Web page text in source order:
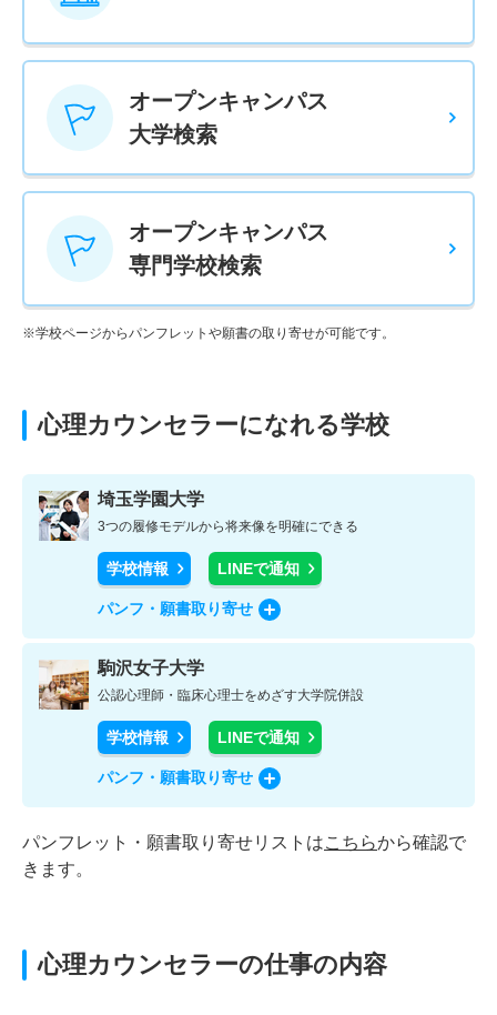
オープンキャンパス
大学検索
オープンキャンパス
専門学校検索
※学校ページからパンフレットや願書の取り寄せが可能です。
心理カウンセラーになれる学校
埼玉学園大学
3つの履修モデルから将来像を明確にできる
学校情報 LINEで通知
パンフ・願書取り寄せ
駒沢女子大学
公認心理師・臨床心理士をめざす大学院併設
学校情報 LINEで通知
パンフ・願書取り寄せ
パンフレット・願書取り寄せリストはこちらから確認で
きます。
心理カウンセラーの仕事の内容